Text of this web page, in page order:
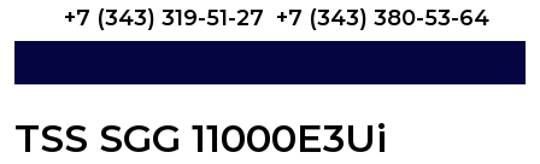
+7 (343) 319-51-27 +7 (343) 380-53-64
TSS SGG 11000E3Ui